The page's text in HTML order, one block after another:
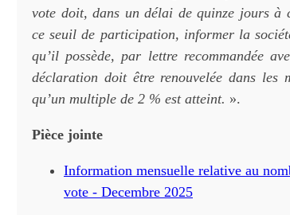
vote doit, dans un délai de quinze jours à
ce seuil de participation, informer la
qu’il possède, par lettre recommandée
déclaration doit être renouvelée dans les
qu’un multiple de 2 % est atteint. ».
Pièce jointe
Information mensuelle relative au
vote - Decembre 2025